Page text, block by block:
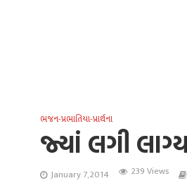
ભજન-પ્રભાતિયા-પ્રાર્થના
જ્યાં લગી
January 7, 2014 239 Views